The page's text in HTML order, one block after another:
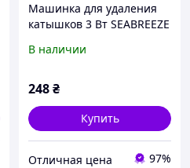
Машинка для удаления
катышков 3 Вт SEABREEZE
В наличии
248₴
Купить
Отличная цена 97%